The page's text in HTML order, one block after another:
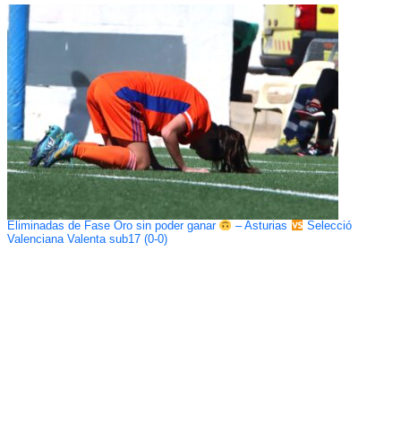
Eliminadas de Fase Oro sin poder ganar – Asturias
Selecció
Valenciana Valenta sub17 (0-0)